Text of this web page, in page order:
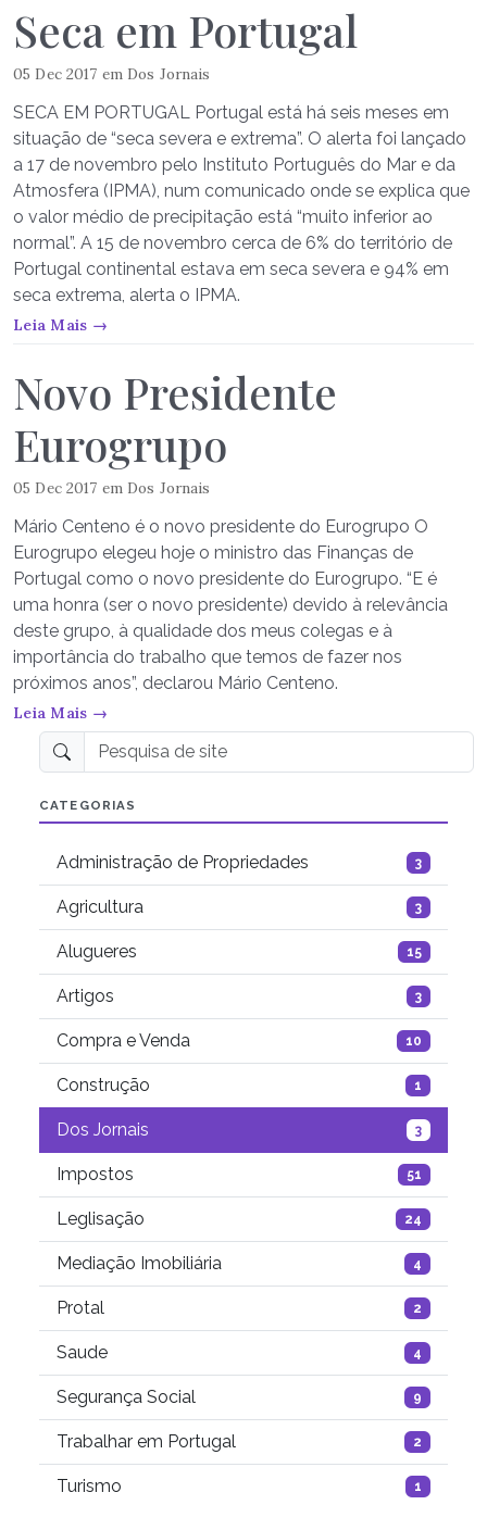
Seca em Portugal
05 Dec 2017 em Dos Jornais
SECA EM PORTUGAL Portugal está há seis meses em
situação de “seca severa e extrema”. O alerta foi lançado
a 17 de novembro pelo Instituto Português do Mar e da
Atmosfera (IPMA), num comunicado onde se explica que
o valor médio de precipitação está “muito inferior ao
normal”. A 15 de novembro cerca de 6% do território de
Portugal continental estava em seca severa e 94% em
seca extrema, alerta o IPMA.
Leia Mais →
Novo Presidente
Eurogrupo
05 Dec 2017 em Dos Jornais
Mário Centeno é o novo presidente do Eurogrupo O
Eurogrupo elegeu hoje o ministro das Finanças de
Portugal como o novo presidente do Eurogrupo. “E é
uma honra (ser o novo presidente) devido à relevância
deste grupo, à qualidade dos meus colegas e à
importância do trabalho que temos de fazer nos
próximos anos”, declarou Mário Centeno.
Leia Mais →
CATEGORIAS
Administração de Propriedades 3
Agricultura 3
Alugueres 15
Artigos 3
Compra e Venda 10
Construção 1
Dos Jornais 3
Impostos 51
Leglisação 24
Mediação Imobiliária 4
Protal 2
Saude 4
Segurança Social 9
Trabalhar em Portugal 2
Turismo 1